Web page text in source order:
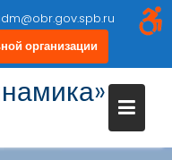
организации